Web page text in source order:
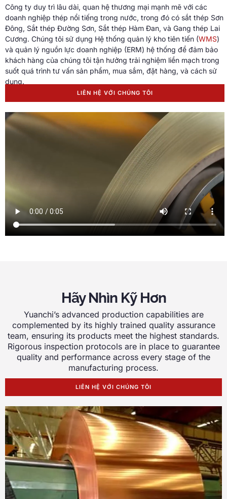
Công ty duy trì lâu dài, quan hệ thương mại mạnh mẽ với các
doanh nghiệp thép nổi tiếng trong nước, trong đó có sắt thép Sơn
Đông, Sắt thép Đường Sơn, Sắt thép Hàm Đan, và Gang thép Lai
Cương. Chúng tôi sử dụng Hệ thống quản lý kho tiên tiến (WMS)
và quản lý nguồn lực doanh nghiệp (ERM) hệ thống để đảm bảo
khách hàng của chúng tôi tận hưởng trải nghiệm liền mạch trong
suốt quá trình tư vấn sản phẩm, mua sắm, đặt hàng, và cách sử
dụng.
LIÊN HỆ VỚI CHÚNG TÔI
Hãy Nhìn Kỹ Hơn
Yuanchi’s advanced production capabilities are
complemented by its highly trained quality assurance
team, ensuring its products meet the highest standards.
Rigorous inspection protocols are in place to guarantee
quality and performance across every stage of the
manufacturing process.
LIÊN HỆ VỚI CHÚNG TÔI